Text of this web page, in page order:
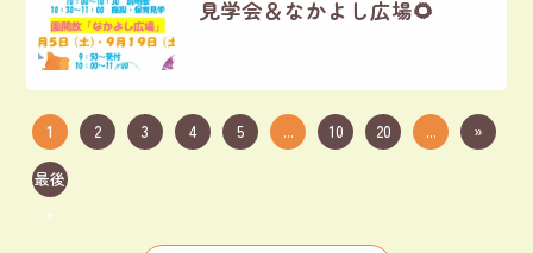
見学会＆なかよし広場🌻
1 2 3 4 5 ... 10 20 ... »
最後
»